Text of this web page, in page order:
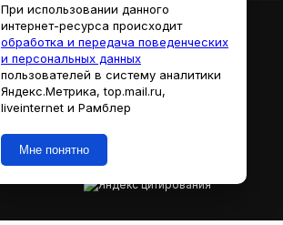
АфишаКино
reklama@mediaryazan.ru
При использовании данного
интернет-ресурса происходит
обработка и передача поведенческих
и персональных данных
пользователей в систему аналитики
Яндекс.Метрика, top.mail.ru,
liveinternet и Рамблер
Мне понятно